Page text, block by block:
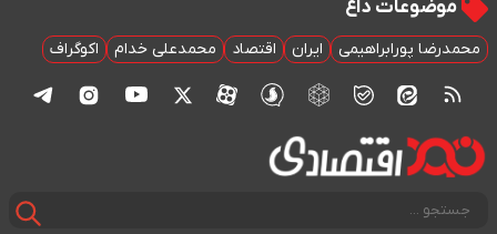
موضوعات داغ
محمدرضا پورابراهیمی ایران اقتصاد محمدعلی خدام اکوگراف